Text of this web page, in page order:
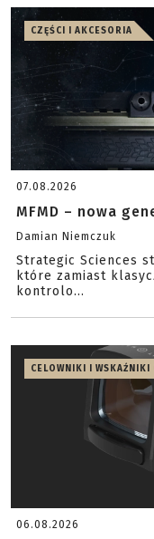
CZĘŚCI I AKCESORIA
07.08.2026
MFMD – nowa
Damian Niemczuk
Strategic Sciences
które zamiast
kontrolo...
CELOWNIKI I WSKAŹNIKI
06.08.2026